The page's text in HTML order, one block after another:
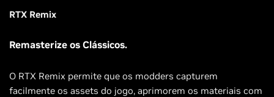
RTX Remix
Remasterize os Clássicos.
O RTX Remix permite que os modders capturem
facilmente os assets do jogo, aprimorem os materiais com